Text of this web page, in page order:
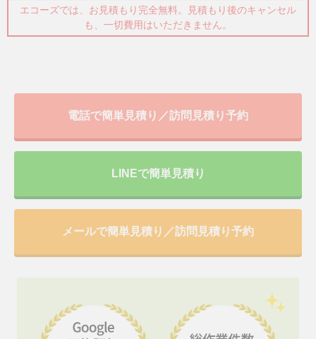
エコーズでは、お見積もり完全無料。見積もり後のキャンセル
も、一切費用はいただきません。
電話で簡単見積り／訪問見積り予約
LINEで簡単見積り
メールで簡単見積り／訪問見積り予約